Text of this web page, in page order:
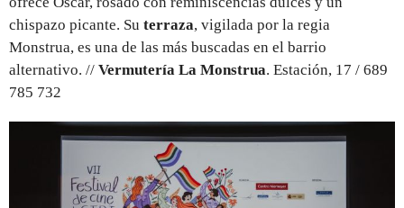
chispazo picante. Su terraza, vigilada por la regia
Monstrua, es una de las más buscadas en el barrio
alternativo. // Vermutería La Monstrua. Estación, 17 / 689
785 732